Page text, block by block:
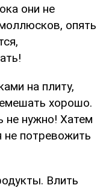
они не
опять
на плиту,
хорошо.
не нужно! Хатем
не потревожить
Влить